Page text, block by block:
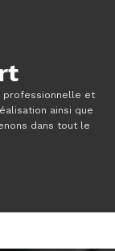
professionnelle et
ainsi que
dans tout le